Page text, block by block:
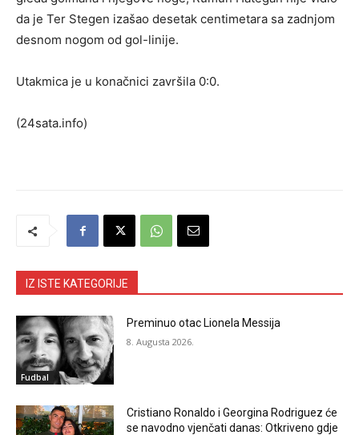
da je Ter Stegen izašao desetak centimetara sa zadnjom
desnom nogom od gol-linije.
Utakmica je u konačnici završila 0:0.
(24sata.info)
IZ ISTE KATEGORIJE
Fudbal
Preminuo otac Lionela Messija
8. Augusta 2026.
Cristiano Ronaldo i Georgina Rodriguez će
se navodno vjenčati danas: Otkriveno gdje